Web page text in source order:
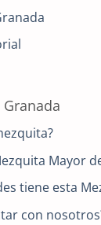
Mayor
tiene esta
con